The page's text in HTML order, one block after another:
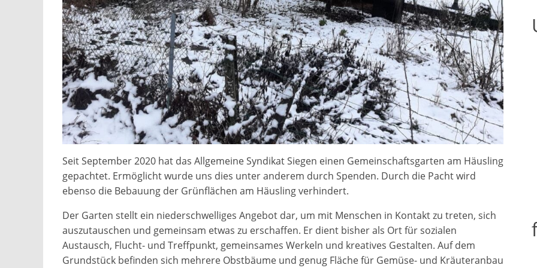
Seit September 2020 hat das Allgemeine Syndikat Siegen einen Gemeinschaftsgarten am Häusling
gepachtet. Ermöglicht wurde uns dies unter anderem durch Spenden. Durch die Pacht wird
ebenso die Bebauung der Grünflächen am Häusling verhindert.
Der Garten stellt ein niederschwelliges Angebot dar, um mit Menschen in Kontakt zu treten, sich
auszutauschen und gemeinsam etwas zu erschaffen. Er dient bisher als Ort für sozialen
Austausch, Flucht- und Treffpunkt, gemeinsames Werkeln und kreatives Gestalten. Auf dem
Grundstück befinden sich mehrere Obstbäume und genug Fläche für Gemüse- und Kräuteranbau